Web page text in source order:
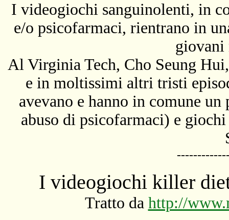
I videogiochi sanguinolenti, in
e/o psicofarmaci, rientrano in
Al Virginia Tech, Cho Seung
e in moltissimi altri tristi
avevano e hanno in comune
abuso di psicofarmaci) e
I videogiochi killer
Tratto da http://